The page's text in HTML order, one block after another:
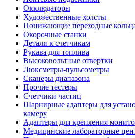
Окклюдаторы
Художественные холсты
Понижающие переходные
Окорочные станки
Детали к счетчикам
Рукава для топлива
Высоковольтные отвертки
Люксметры-пульсометры
Сканеры диапазона
Прочие тестеры
Счетчики частиц
Шарнирные адаптеры для
камеру
Адаптеры для крепления
Медицинские лабораторные